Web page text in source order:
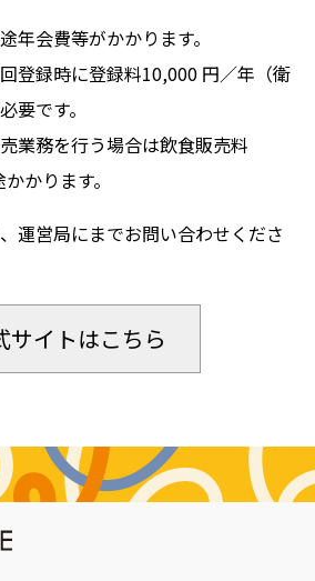
年会費等がかかります。
登録時に登録料10,000 円／年（衛
要です。
業務を行う場合は飲食販売料
かります。
運営局にまでお問い合わせくださ